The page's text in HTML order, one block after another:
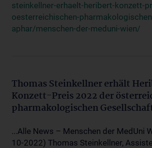
steinkellner-erhaelt-heribert-konzett-
oesterreichischen-
aphar/menschen-der-meduni-wien/
Thomas Steinkellner erhält
Konzett-Preis 2022 der
pharmakologischen
...Alle News – Menschen der MedUni
10-2022) Thomas Steinkellner,